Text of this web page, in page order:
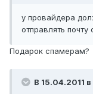
у провайдера
отправлять
Подарок спамерам?
В 15.04.2011